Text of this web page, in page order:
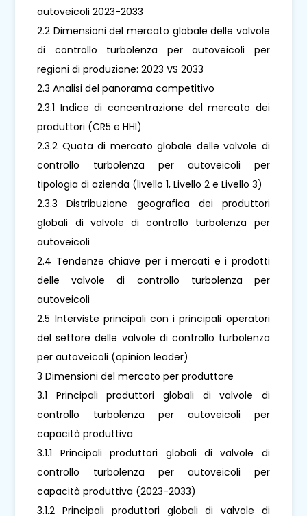
autoveicoli 2023-2033
2.2 Dimensioni del mercato globale delle valvole
di controllo turbolenza per autoveicoli per
regioni di produzione: 2023 VS 2033
2.3 Analisi del panorama competitivo
2.3.1 Indice di concentrazione del mercato dei
produttori (CR5 e HHI)
2.3.2 Quota di mercato globale delle valvole di
controllo turbolenza per autoveicoli per
tipologia di azienda (livello 1, Livello 2 e Livello 3)
2.3.3 Distribuzione geografica dei produttori
globali di valvole di controllo turbolenza per
autoveicoli
2.4 Tendenze chiave per i mercati e i prodotti
delle valvole di controllo turbolenza per
autoveicoli
2.5 Interviste principali con i principali operatori
del settore delle valvole di controllo turbolenza
per autoveicoli (opinion leader)
3 Dimensioni del mercato per produttore
3.1 Principali produttori globali di valvole di
controllo turbolenza per autoveicoli per
capacità produttiva
3.1.1 Principali produttori globali di valvole di
controllo turbolenza per autoveicoli per
capacità produttiva (2023-2033)
3.1.2 Principali produttori globali di valvole di